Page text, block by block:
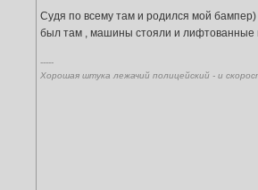
Судя по всему там и родился мой бампер)
был там , машины стояли и лифтованные
-----
Хорошая штука лежачий полицейский - и